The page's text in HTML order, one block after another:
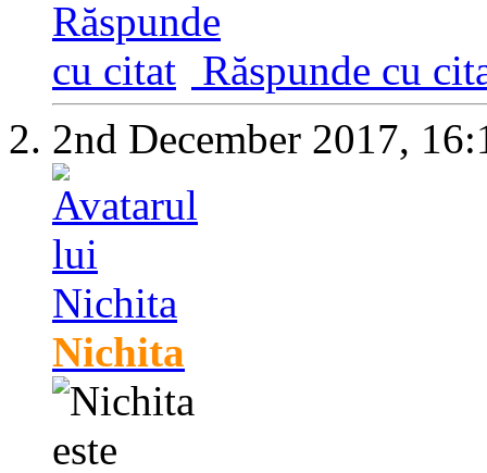
Răspunde cu
2nd December 2017,
Nichita